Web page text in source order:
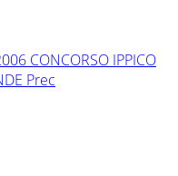
CONCORSO IPPICO
Prec